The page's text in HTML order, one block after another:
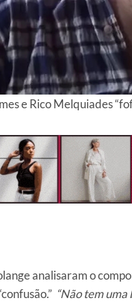
e Rico Melquiades
analisaram o
“Não tem uma